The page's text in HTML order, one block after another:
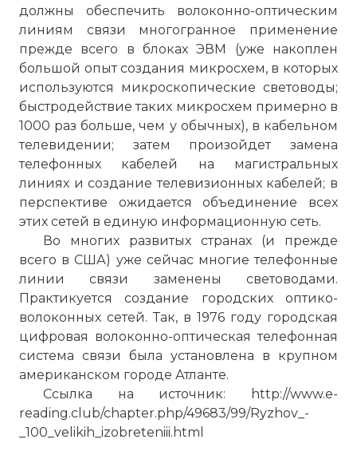
должны обеспечить волоконно-оптическим
линиям связи многогранное применение
прежде всего в блоках ЭВМ (уже накоплен
большой опыт создания микросхем, в которых
используются микроскопические световоды;
быстродействие таких микросхем примерно в
1000 раз больше, чем у обычных), в кабельном
телевидении; затем произойдет замена
телефонных кабелей на магистральных
линиях и создание телевизионных кабелей; в
перспективе ожидается объединение всех
этих сетей в единую информационную сеть.
Во многих развитых странах (и прежде
всего в США) уже сейчас многие телефонные
линии связи заменены световодами.
Практикуется создание городских оптико-
волоконных сетей. Так, в 1976 году городская
цифровая волоконно-оптическая телефонная
система связи была установлена в крупном
американском городе Атланте.
Ссылка на источник:
http://www.e-
reading.club/chapter.php/49683/99/Ryzhov_-
_100_velikih_izobreteniii.html